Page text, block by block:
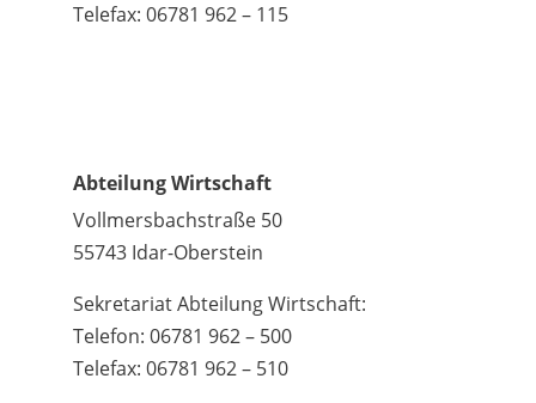
Telefax: 06781 962 – 115
Abteilung Wirtschaft
Vollmersbachstraße 50
55743 Idar-Oberstein
Sekretariat Abteilung Wirtschaft:
Telefon: 06781 962 – 500
Telefax: 06781 962 – 510